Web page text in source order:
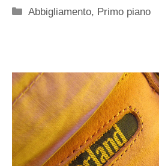
Categorie
Abbigliamento, Primo piano